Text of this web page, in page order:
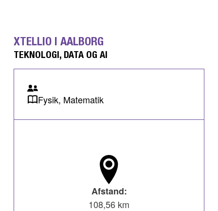
XTELLIO I AALBORG
TEKNOLOGI, DATA OG AI
Fysik, Matematik
Afstand:
108,56 km